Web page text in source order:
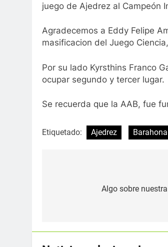
juego de Ajedrez al Campeón
Agradecemos a Eddy Felipe
masificacion del Juego
Por su lado Kyrsthins Franco
ocupar segundo y tercer lugar.
Se recuerda que la AAB, fue
Etiquetado: Ajedrez Barahona
Algo sobre